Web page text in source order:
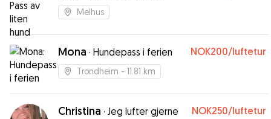
Melhus
Mona · Hundepass i ferien NOK200/luftetur
Trondheim - 11.81 km
Christina · Jeg lufter gjerne
NOK250/luftetur